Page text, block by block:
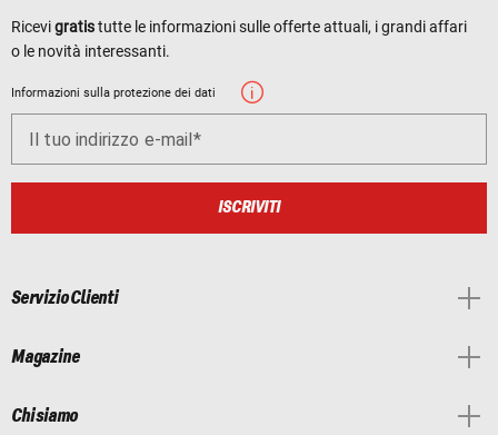
Ricevigratistutte le informazioni sulle offerte attuali, i grandi affari
o le novità interessanti.
Informazioni sulla protezione dei dati
Il tuo indirizzo e-mail
ISCRIVITI
Servizio Clienti
Magazine
Chi siamo